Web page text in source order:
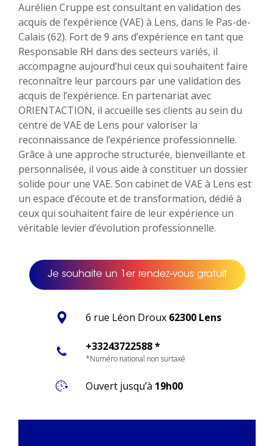
Aurélien Cruppe est consultant en validation des
acquis de l’expérience (VAE) à Lens, dans le Pas-de-
Calais (62). Fort de 9 ans d’expérience en tant que
Responsable RH dans des secteurs variés, il
accompagne aujourd’hui ceux qui souhaitent faire
reconnaître leur parcours par une validation des
acquis de l’expérience. En partenariat avec
ORIENTACTION, il accueille ses clients au sein du
centre de VAE de Lens pour valoriser la
reconnaissance de l’expérience professionnelle.
Grâce à une approche structurée, bienveillante et
personnalisée, il vous aide à constituer un dossier
solide pour une VAE. Son cabinet de VAE à Lens est
un espace d’écoute et de transformation, dédié à
ceux qui souhaitent faire de leur expérience un
véritable levier d’évolution professionnelle.
Je souhaite un 1er rendez-vous gratuit
6 rue Léon Droux 62300 Lens
+33243722588 *
*Numéro national non surtaxé
Ouvert jusqu’à 19h00